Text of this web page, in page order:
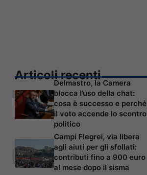
Articoli recenti
Delmastro, la Camera
blocca l’uso della chat:
cosa è successo e perché
il voto accende lo scontro
politico
Campi Flegrei, via libera
agli aiuti per gli sfollati:
contributi fino a 900 euro
al mese dopo il sisma